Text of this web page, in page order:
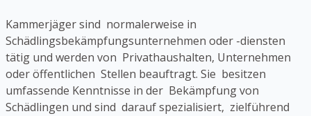
Kammerjäger sind normalerweise in
Schädlingsbekämpfungsunternehmen oder -diensten
tätig und werden von Privathaushalten, Unternehmen
oder öffentlichen Stellen beauftragt. Sie besitzen
umfassende Kenntnisse in der Bekämpfung von
Schädlingen und sind darauf spezialisiert, zielführend